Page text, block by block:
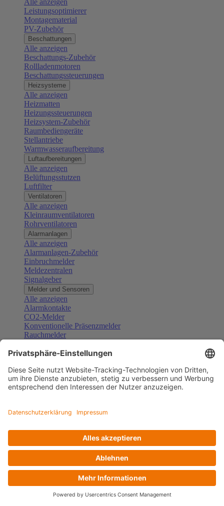
Alle anzeigen
Leistungsoptimierer
Montagematerial
PV-Zubehör
Beschattungen
Alle anzeigen
Beschattungs-Zubehör
Rollladenmotoren
Beschattungssteuerungen
Heizsysteme
Alle anzeigen
Heizmatten
Heizungssteuerungen
Heizsystem-Zubehör
Raumbediengeräte
Stellantriebe
Warmwasseraufbereitung
Luftaufbereitungen
Alle anzeigen
Belüftungsstutzen
Luftfilter
Ventilatoren
Alle anzeigen
Kleinraumventilatoren
Rohrventilatoren
Alarmanlagen
Alle anzeigen
Alarmanlagen-Zubehör
Einbruchmelder
Meldezentralen
Signalgeber
Melder und Sensoren
Alle anzeigen
Alarmkontakte
CO2-Melder
Konventionelle Präsenzmelder
Rauchmelder
Gefahrenmelder
Türsprechanlagen
Alle anzeigen
Außenstationen
Klingeltaster und Gongs
Sprechanlagen-Sets
Zubehör Türkommunikation
Videoüberwachung
Zubehör Videoüberwachung
Alle anzeigen